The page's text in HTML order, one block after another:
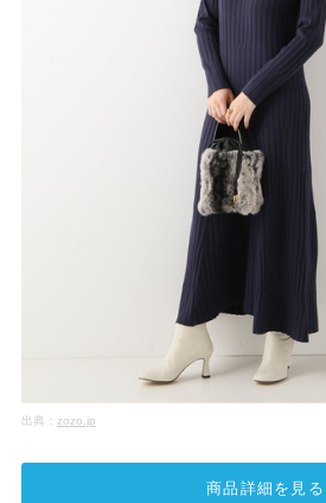
出典： zozo.jp
商品詳細を見る